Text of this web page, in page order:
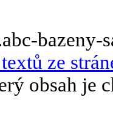
bazeny-
ze
obsah je